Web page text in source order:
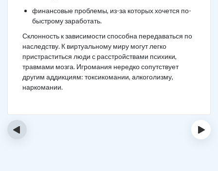
финансовые проблемы, из-за которых хочется по-
быстрому заработать.
Склонность к зависимости способна передаваться по
наследству. К виртуальному миру могут легко
пристраститься люди с расстройствами психики,
травмами мозга. Игромания нередко сопутствует
другим аддикциям: токсикомании, алкоголизму,
наркомании.
‹ ›